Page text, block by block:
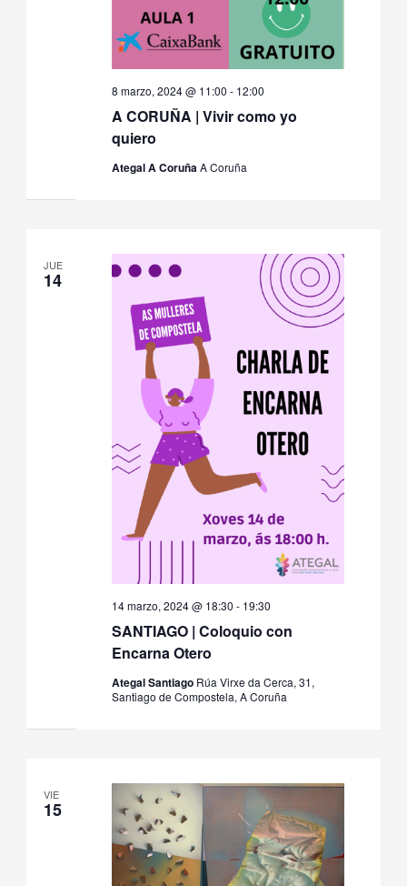
A CORUÑA | Vivir como yo
quiero
8 marzo, 2024 @ 11:00 - 12:00
Ategal A CoruñaA Coruña
JUE
14
SANTIAGO | Coloquio con
Encarna Otero
14 marzo, 2024 @ 18:30 - 19:30
Ategal Santiago Rúa Virxe da Cerca, 31,
Santiago de Compostela, A Coruña
VIE
15